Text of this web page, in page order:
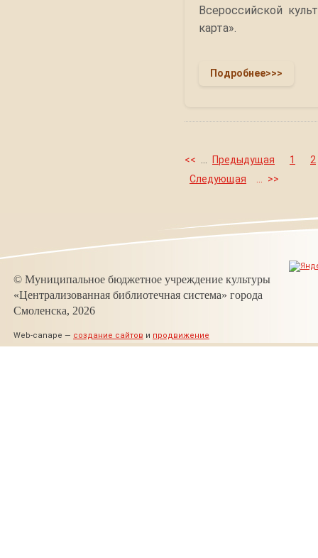
Всероссийской
карта».
Подробнее>>>
<< Предыдущая 1
2
Следующая
>>
© Муниципальное бюджетное учреждение культуры
«Централизованная библиотечная система» города
Смоленска, 2026
Web-canape — создание сайтов и продвижение